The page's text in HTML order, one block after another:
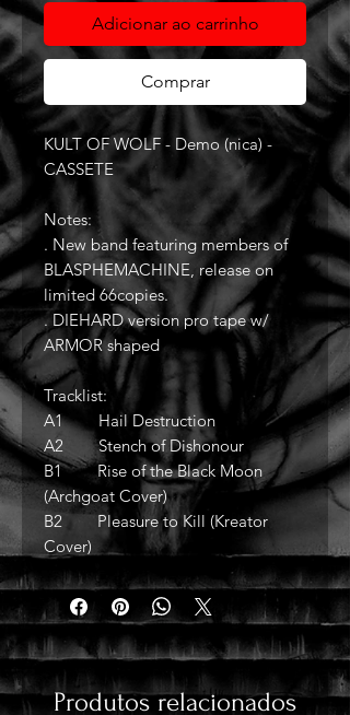
Adicionar ao carrinho
Comprar
KULT OF WOLF - Demo (nica) -
CASSETE
Notes:
. New band featuring members of
BLASPHEMACHINE, release on
limited 66copies.
. DIEHARD version pro tape w/
ARMOR shaped
Tracklist:
A1 Hail Destruction
A2 Stench of Dishonour
B1 Rise of the Black Moon
(Archgoat Cover)
B2 Pleasure to Kill (Kreator
Cover)
Produtos relacionados